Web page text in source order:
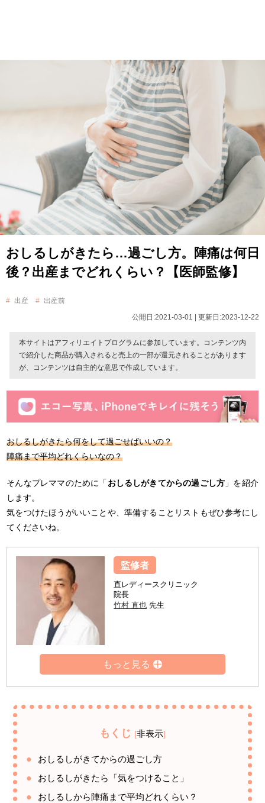
おしるしがきたら…過ごし方。陣痛は何日
後？出産までどれくらい？【医師監修】
出産
出産前
公開日:2021-03-01 | 更新日:2023-12-22
本サイトはアフィリエイトプログラムに参加しています。コンテンツ内
で紹介した商品が購入されると売上の一部が還元されることがあります
が、コンテンツは自主的な意思で作成しています。
おしるしがきたら何をして過ごせばいいの？
陣痛まで平均どれくらいなの？
そんなプレママのために「 おしるしがきてからの過ごし方 」を紹介
します。
気をつけたほうがいいことや、準備することリストもぜひ参考にし
てくださいね。
監修者
直レディースクリニック
院長
竹村 直也 先生
もくじ [非表示]
おしるしがきてからの過ごし方
おしるしがきたら「気をつけること」
おしるしから陣痛まで平均どれくらい？